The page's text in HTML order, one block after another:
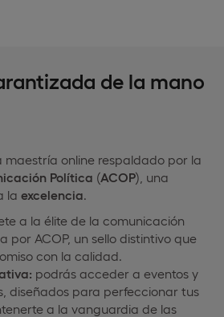
de la mano
maestría online respaldado por la
Política (ACOP), una
la excelencia.
a la élite de la comunicación
por ACOP, un sello distintivo que
con la calidad.
podrás acceder a eventos y
diseñados para perfeccionar tus
a la vanguardia de las